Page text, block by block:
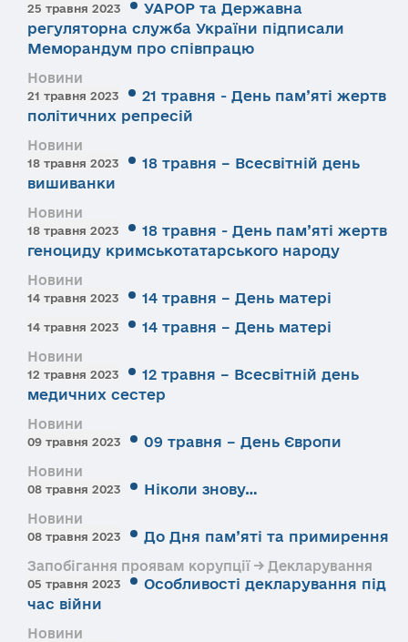
25 травня 2023
УАРОР та Державна
регуляторна служба України підписали
Меморандум про співпрацю
Новини
21 травня 2023
21 травня - День пам’яті жертв
політичних репресій
Новини
18 травня 2023
18 травня – Всесвітній день
вишиванки
Новини
18 травня 2023
18 травня - День пам’яті жертв
геноциду кримськотатарського народу
Новини
14 травня 2023 14 травня – День матері
14 травня 2023 14 травня – День матері
Новини
12 травня 2023
12 травня – Всесвітній день
медичних сестер
Новини
09 травня 2023 09 травня – День Європи
Новини
08 травня 2023 Ніколи знову…
Новини
08 травня 2023 До Дня пам’яті та примирення
Запобігання проявам корупції → Декларування
05 травня 2023
Особливості декларування під
час війни
Новини